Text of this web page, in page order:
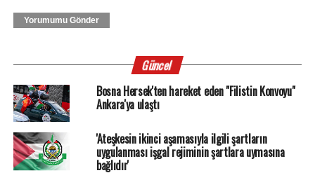
Yorumumu Gönder
Güncel
Bosna Hersek'ten hareket eden "Filistin Konvoyu"
Ankara'ya ulaştı
'Ateşkesin ikinci aşamasıyla ilgili şartların
uygulanması işgal rejiminin şartlara uymasına
bağlıdır'